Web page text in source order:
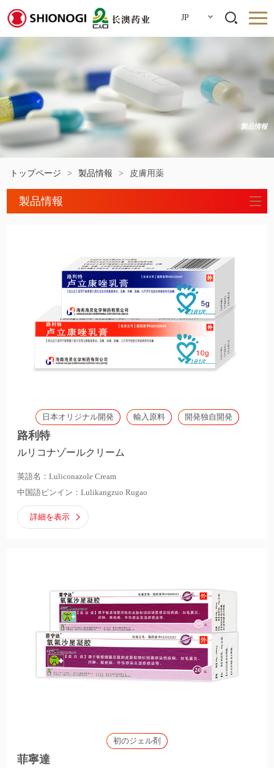
JP
製品情報
トップページ > 製品情報 > 皮膚用薬
製品情報
日本オリジナル開発 輸入原料 開発独自開発
路利特
ルリコナゾールクリーム
英語名：Luliconazole Cream
中国語ピンイン：Lulikangzuo Rugao
詳細を表示
初のジェル剤
菲寧達